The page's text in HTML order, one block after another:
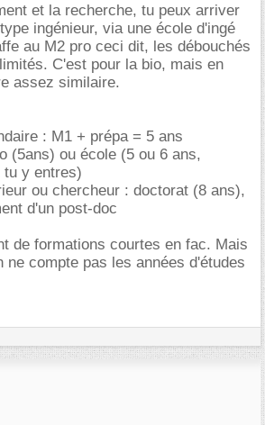
et la recherche, tu peux arriver
ingénieur, via une école d'ingé
au M2 pro ceci dit, les débouchés
C'est pour la bio, mais en
assez similaire.
: M1 + prépa = 5 ans
(5ans) ou école (5 ou 6 ans,
tu y entres)
ou chercheur : doctorat (8 ans),
d'un post-doc
de formations courtes en fac. Mais
ne compte pas les années d'études